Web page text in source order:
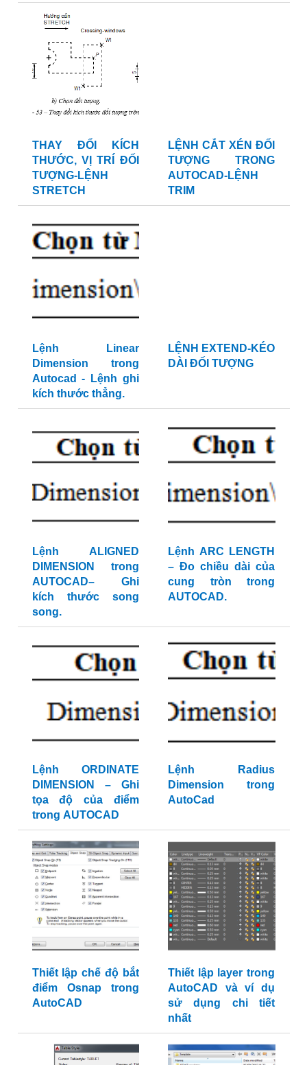
THAY ĐỔI KÍCH
THƯỚC, VỊ TRÍ ĐỐI
TƯỢNG-LỆNH
STRETCH
LỆNH CẮT XÉN ĐỐI
TƯỢNG TRONG
AUTOCAD-LỆNH
TRIM
Lệnh Linear
Dimension trong
Autocad - Lệnh ghi
kích thước thẳng.
LỆNH EXTEND-KÉO
DÀI ĐỐI TƯỢNG
Lệnh ALIGNED
DIMENSION trong
AUTOCAD– Ghi
kích thước song
song.
Lệnh ARC LENGTH
– Đo chiều dài của
cung tròn trong
AUTOCAD.
Lệnh ORDINATE
DIMENSION – Ghi
tọa độ của điểm
trong AUTOCAD
Lệnh Radius
Dimension trong
AutoCad
Thiết lập chế độ bắt
điểm Osnap trong
AutoCAD
Thiết lập layer trong
AutoCAD và ví dụ
sử dụng chi tiết
nhất